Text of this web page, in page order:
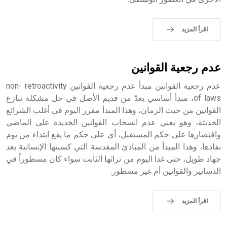
اقرأ المزيد
عدم رجعية القوانين
عدم رجعية القوانين مبدأ عدم رجعية القوانين non- retroactivity
of laws، مبدأ أساسي يعدّ من قديم الأصل في حل مشكلة تنازع
القوانين من حيث الزمان، وهذا المبدأ مقرر اليوم في أغلب الشرائع
الحديثة، وهو يعني عدم انسحاب القوانين الجديدة على الماضي
واقتصارها على حكم المستقبل، أي على حكم ما يقع ابتداء من يوم
نفاذها، وهذا المبدأ من المبادئ المقدسة التي كسبتها الإنسانية بعد
جهاد طويل، حتى غدا اليوم من تراثها الثابت سواء كان مسطوراً في
الدساتير والقوانين أم غير مسطور.
اقرأ المزيد